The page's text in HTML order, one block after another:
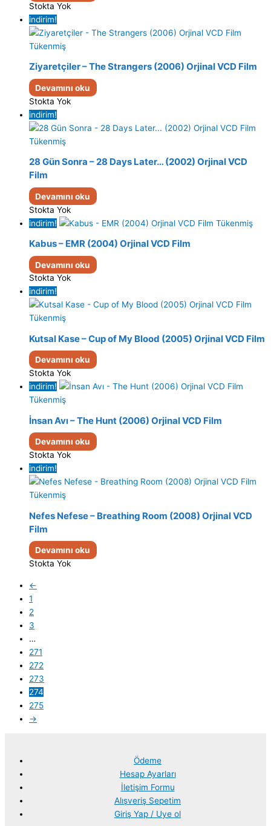
Stokta Yok
indirim!
Tükenmiş
Ziyaretçiler – The Strangers (2006) Orjinal VCD Film
Devamını oku
Stokta Yok
indirim!
Tükenmiş
28 Gün Sonra – 28 Days Later… (2002) Orjinal VCD
Film
Devamını oku
Stokta Yok
indirim!
Tükenmiş
Kabus – EMR (2004) Orjinal VCD Film
Devamını oku
Stokta Yok
indirim!
Tükenmiş
Kutsal Kase – Cup of My Blood (2005) Orjinal VCD Film
Devamını oku
Stokta Yok
indirim!
Tükenmiş
İnsan Avı – The Hunt (2006) Orjinal VCD Film
Devamını oku
Stokta Yok
indirim!
Tükenmiş
Nefes Nefese – Breathing Room (2008) Orjinal VCD
Film
Devamını oku
Stokta Yok
←
1
2
3
…
271
272
273
274
275
→
Ödeme
Hesap Ayarları
İletişim Formu
Alışveriş Sepetim
Giriş Yap / Uye ol